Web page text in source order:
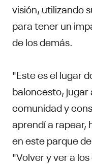
visión, utilizando
para tener un
de los demás.
"Este es el lugar
baloncesto, jugar
comunidad y
aprendí a rapear,
en este parque
"Volver y ver a